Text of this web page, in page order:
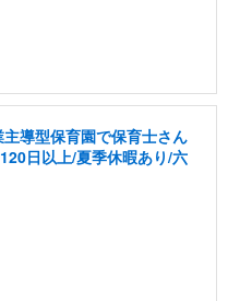
主導型保育園で保育士さん
日以上/夏季休暇あり/六